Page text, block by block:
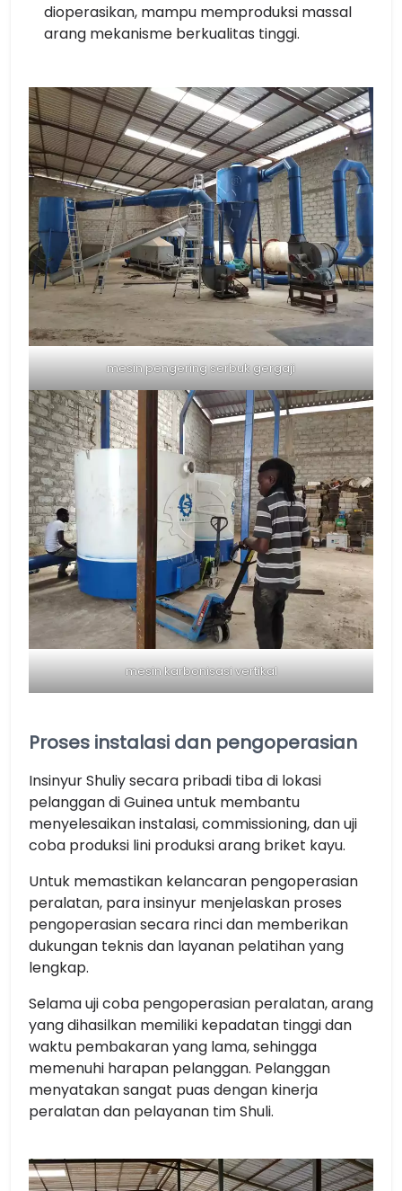
dioperasikan, mampu memproduksi massal
arang mekanisme berkualitas tinggi.
mesin pengering serbuk gergaji
mesin karbonisasi vertikal
Proses instalasi dan pengoperasian
Insinyur Shuliy secara pribadi tiba di lokasi
pelanggan di Guinea untuk membantu
menyelesaikan instalasi, commissioning, dan uji
coba produksi lini produksi arang briket kayu.
Untuk memastikan kelancaran pengoperasian
peralatan, para insinyur menjelaskan proses
pengoperasian secara rinci dan memberikan
dukungan teknis dan layanan pelatihan yang
lengkap.
Selama uji coba pengoperasian peralatan, arang
yang dihasilkan memiliki kepadatan tinggi dan
waktu pembakaran yang lama, sehingga
memenuhi harapan pelanggan. Pelanggan
menyatakan sangat puas dengan kinerja
peralatan dan pelayanan tim Shuli.